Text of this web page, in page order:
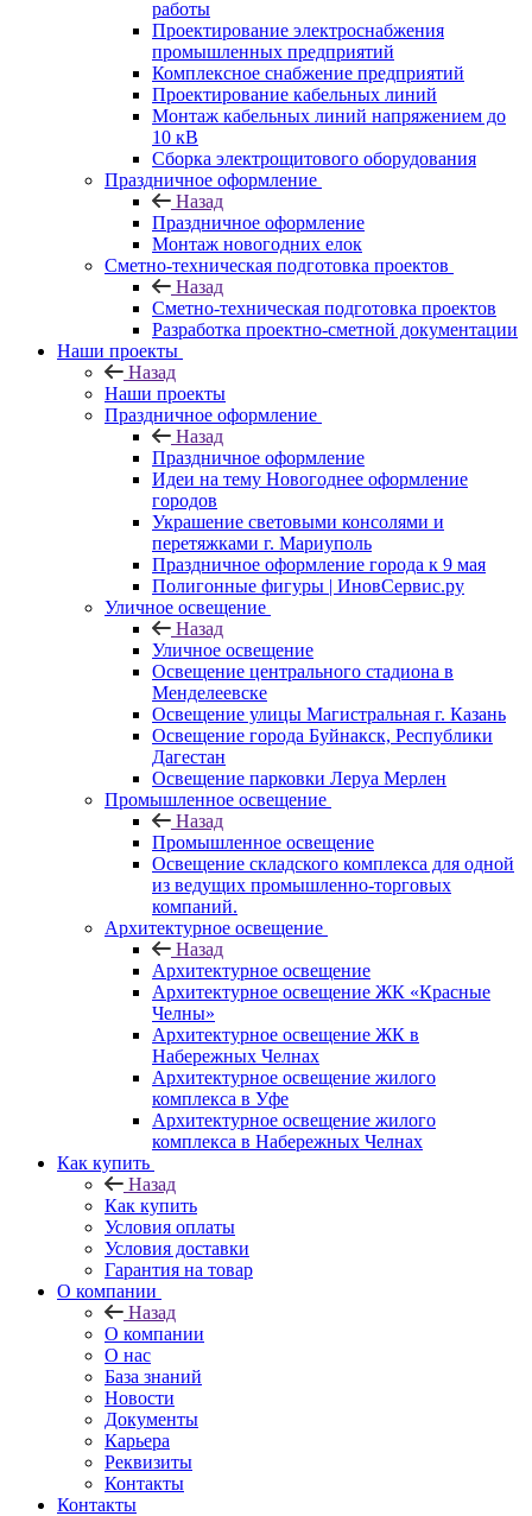
работы
Проектирование электроснабжения
промышленных предприятий
Комплексное снабжение предприятий
Проектирование кабельных линий
Монтаж кабельных линий напряжением до
10 кВ
Сборка электрощитового оборудования
Праздничное оформление
Назад
Праздничное оформление
Монтаж новогодних елок
Сметно-техническая подготовка проектов
Назад
Сметно-техническая подготовка проектов
Разработка проектно-сметной документации
Наши проекты
Назад
Наши проекты
Праздничное оформление
Назад
Праздничное оформление
Идеи на тему Новогоднее оформление
городов
Украшение световыми консолями и
перетяжками г. Мариуполь
Праздничное оформление города к 9 мая
Полигонные фигуры | ИновСервис.ру
Уличное освещение
Назад
Уличное освещение
Освещение центрального стадиона в
Менделеевске
Освещение улицы Магистральная г. Казань
Освещение города Буйнакск, Республики
Дагестан
Освещение парковки Леруа Мерлен
Промышленное освещение
Назад
Промышленное освещение
Освещение складского комплекса для одной
из ведущих промышленно-торговых
компаний.
Архитектурное освещение
Назад
Архитектурное освещение
Архитектурное освещение ЖК «Красные
Челны»
Архитектурное освещение ЖК в
Набережных Челнах
Архитектурное освещение жилого
комплекса в Уфе
Архитектурное освещение жилого
комплекса в Набережных Челнах
Как купить
Назад
Как купить
Условия оплаты
Условия доставки
Гарантия на товар
О компании
Назад
О компании
О нас
База знаний
Новости
Документы
Карьера
Реквизиты
Контакты
Контакты